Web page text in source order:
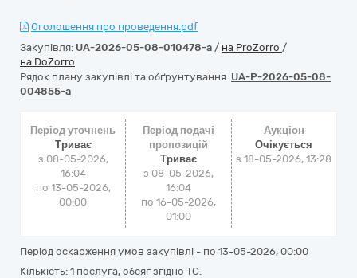
Оголошення про проведення.pdf
Закупівля: UA-2026-05-08-010478-a / на ProZorro /
на DoZorro
Рядок плану закупівлі та обґрунтування: UA-P-2026-05-08-
004855-a
Період уточнень
Триває
з 08-05-2026,
16:04
по 13-05-2026,
00:00
Період подачі
пропозицій
Триває
з 08-05-2026,
16:04
по 16-05-2026,
01:00
Аукціон
Очікується
з18-05-2026, 13:28
Період оскарження умов закупівлі - по 13-05-2026, 00:00
Кількість: 1 послуга, обсяг згідно ТС.